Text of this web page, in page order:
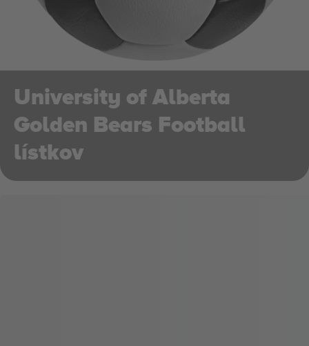
University of Alberta
Golden Bears Football
lístkov